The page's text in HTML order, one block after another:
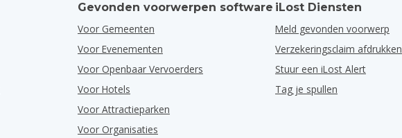
Gevonden voorwerpen software
Voor Gemeenten
Voor Evenementen
Voor Openbaar Vervoerders
Voor Hotels
Voor Attractieparken
Voor Organisaties
iLost Diensten
Meld gevonden voorwerp
Verzekeringsclaim afdrukken
Stuur een iLost Alert
Tag je spullen